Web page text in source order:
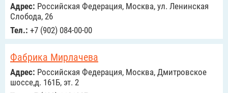
Адрес: Российcкая Федерация, Москва, ул. Ленинская
Слобода, 26
Тел.: +7 (902) 084-00-00
Фабрика Мирлачева
Адрес: Российcкая Федерация, Москва, Дмитровское
шоссе,д. 161Б, эт. 2